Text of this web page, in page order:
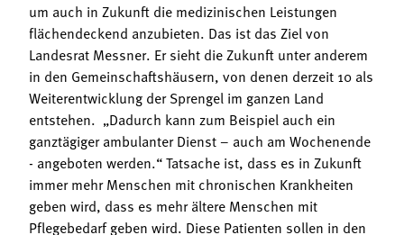
um auch in Zukunft die medizinischen Leistungen
flächendeckend anzubieten. Das ist das Ziel von
Landesrat Messner. Er sieht die Zukunft unter anderem
in den Gemeinschaftshäusern, von denen derzeit 10 als
Weiterentwicklung der Sprengel im ganzen Land
entstehen. „Dadurch kann zum Beispiel auch ein
ganztägiger ambulanter Dienst – auch am Wochenende
- angeboten werden.“ Tatsache ist, dass es in Zukunft
immer mehr Menschen mit chronischen Krankheiten
geben wird, dass es mehr ältere Menschen mit
Pflegebedarf geben wird. Diese Patienten sollen in den